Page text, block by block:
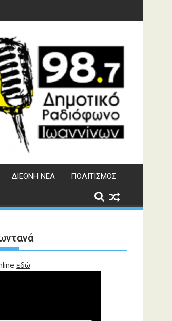
ΔΙΕΘΝΉ ΝΈΑ ΠΟΛΙΤΙΣΜΌΣ
εδώ